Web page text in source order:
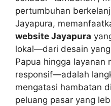
pertumbuhan
Jayapura,
website Jayapura
lokal—dari desain
Papua hingga layanan
responsif—adalah
mengatasi hambatan
peluang pasar yang